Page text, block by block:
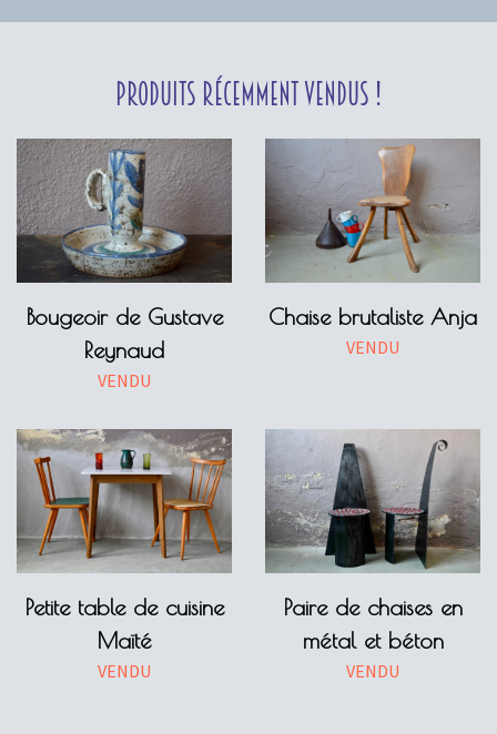
Produits récemment vendus !
Bougeoir de Gustave
Reynaud
VENDU
Chaise brutaliste Anja
VENDU
Petite table de cuisine
Maïté
VENDU
Paire de chaises en
métal et béton
VENDU